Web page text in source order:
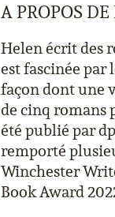
A PROPOS
Helen écrit des
est fascinée par
façon dont une
de cinq romans
été publié par
remporté
Winchester
Book Award